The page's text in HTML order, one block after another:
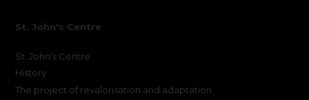
St. John's Centre
St. John's Centre
History
The project of revalorisation and adaptation